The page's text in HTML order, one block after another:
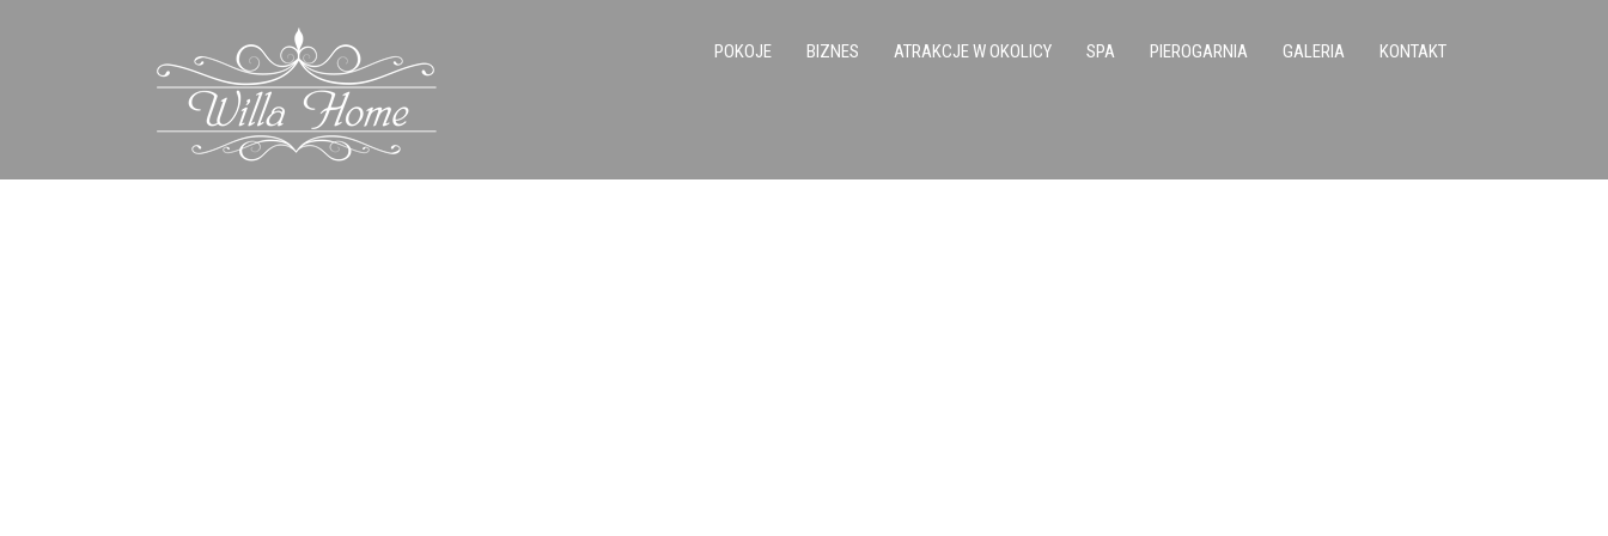
POKOJE BIZNES ATRAKCJE W OKOLICY SPA PIEROGARNIA GALERIA KONTAKT